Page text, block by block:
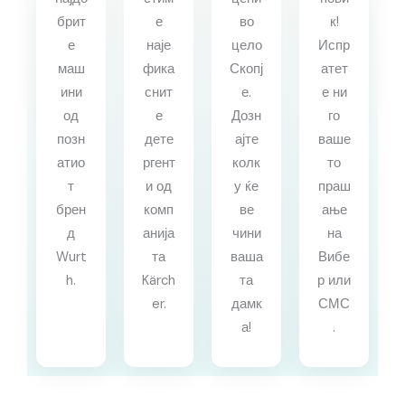
брит
е
маш
ини
од
позн
атио
т
брен
д
Wurt
h.
е
наје
фика
снит
е
дете
ргент
и од
комп
анија
та
Kärch
er.
во
цело
Скопј
е.
Дозн
ајте
колк
у ќе
ве
чини
ваша
та
дамк
а!
к!
Испр
атет
е ни
го
ваше
то
праш
ање
на
Вибе
р или
СМС
.